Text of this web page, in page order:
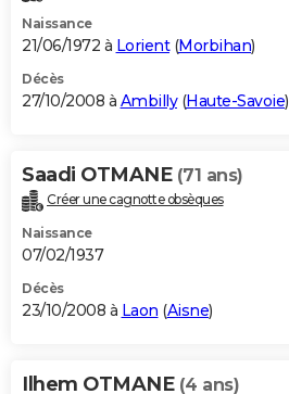
Naissance
21/06/1972 à Lorient(Morbihan)
Décès
27/10/2008 à Ambilly(Haute-Savoie)
Saadi OTMANE (71 ans)
Créer une cagnotte obsèques
Naissance
07/02/1937
Décès
23/10/2008 à Laon (Aisne)
Ilhem OTMANE (4 ans)